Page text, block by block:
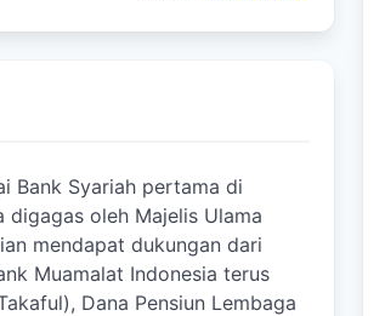
Bank Syariah pertama di
digagas oleh Majelis Ulama
mendapat dukungan dari
Muamalat Indonesia terus
Dana Pensiun Lembaga